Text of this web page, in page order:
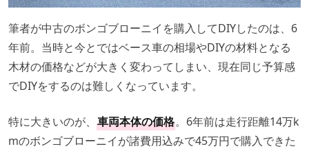
筆者が中古のボンゴブローニイを購入してDIYしたのは、6
年前。当時と今とではベース車の相場やDIYの材料となる
木材の価格などが大きく変わってしまい、現在同じ予算感
でDIYをするのは難しくなっています。
特に大きいのが、 車両本体の価格。6年前は走行距離14万k
mのボンゴブローニイが諸費用込みで45万円で購入できた